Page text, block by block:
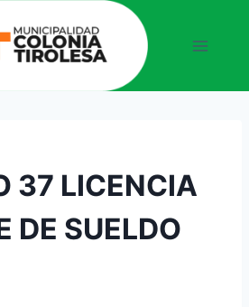
37 LICENCIA
DE SUELDO